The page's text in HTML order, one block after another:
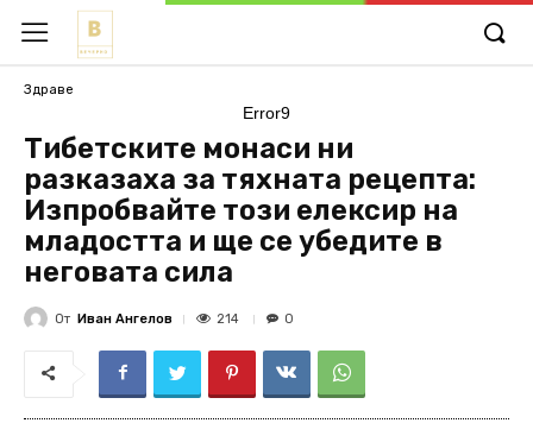
Здраве
Error9
Тибетските монаси ни
разказаха за тяхната рецепта:
Изпробвайте този елексир на
младостта и ще се убедите в
неговата сила
От Иван Ангелов 214 0